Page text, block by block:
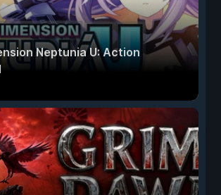
Neptunia U: Action